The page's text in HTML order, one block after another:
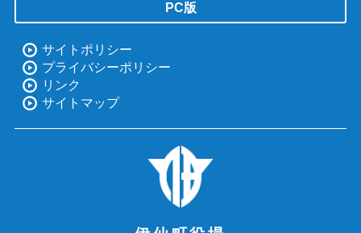
PC版
サイトポリシー
プライバシーポリシー
リンク
サイトマップ